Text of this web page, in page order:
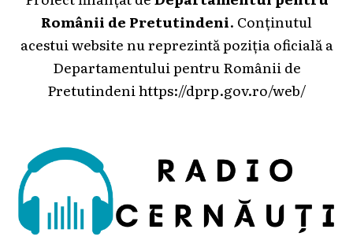
Românii de Pretutindeni. Conținutul
acestui website nu reprezintă poziția oficială a
Departamentului pentru Românii de
Pretutindeni https://dprp.gov.ro/web/